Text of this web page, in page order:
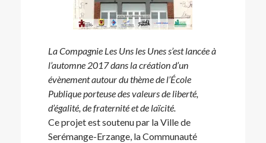
La Compagnie Les Uns les Unes s’est lancée à
l’automne 2017 dans la création d’un
évènement autour du thème de l’École
Publique porteuse des valeurs de liberté,
d’égalité, de fraternité et de laïcité.
Ce projet est soutenu par la Ville de
Serémange-Erzange, la Communauté